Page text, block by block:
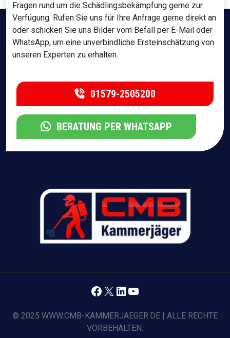
Fragen rund um die Schädlingsbekämpfung gerne zur
Verfügung. Rufen Sie uns für Ihre Anfrage gerne direkt an
oder schicken Sie uns Bilder vom Befall per E-Mail oder
WhatsApp, um eine unverbindliche Ersteinschätzung von
unseren Experten zu erhalten.
01579-2505200
BERATUNG PER WHATSAPP
© 2025 WWW.CMB-KAMMERJAEGER.DE | ALLE RECHTE
VORBEHALTEN.
Facebook
X LinkedIn
YouTube